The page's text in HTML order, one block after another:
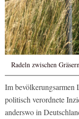
Radeln zwischen
Im
politisch verordnete
anderswo in